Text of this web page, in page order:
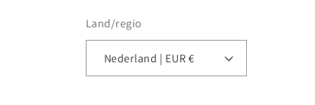
Land/regio
Nederland | EUR €